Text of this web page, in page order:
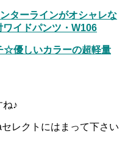
ターラインがオシャレな
イドパンツ・W106
☆優しいカラーの超軽量
ね♪
レクトにはまって下さい